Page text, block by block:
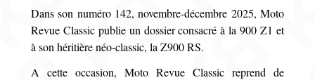
Dans son numéro 142, novembre-décembre 2025, Moto
Revue Classic publie un dossier consacré à la 900 Z1 et
à son héritière néo-classic, la Z900 RS.
A cette occasion, Moto Revue Classic reprend de